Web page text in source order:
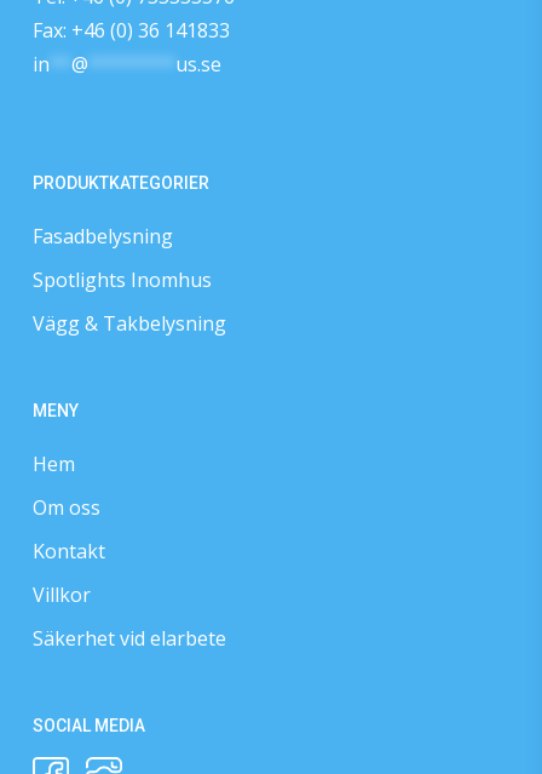
Fax: +46 (0) 36 141833
in
@ us.se
PRODUKTKATEGORIER
Fasadbelysning
Spotlights Inomhus
Vägg & Takbelysning
MENY
Hem
Om oss
Kontakt
Villkor
Säkerhet vid elarbete
SOCIAL MEDIA